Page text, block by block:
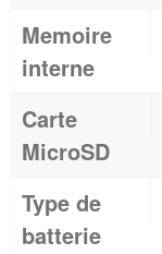
Memoire
interne
Carte
MicroSD
Type de
batterie